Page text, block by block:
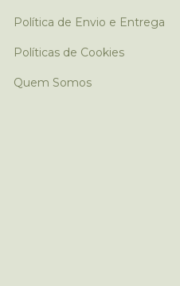
Política de Envio e Entrega
Políticas de Cookies
Quem Somos